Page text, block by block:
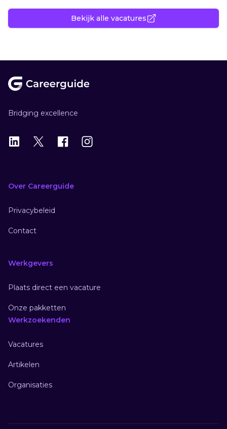
Bekijk alle vacatures
Bridging excellence
LinkedIn
X Instagram
Over Careerguide
Privacybeleid
Contact
Werkgevers
Plaats direct een vacature
Onze pakketten
Werkzoekenden
Vacatures
Artikelen
Organisaties